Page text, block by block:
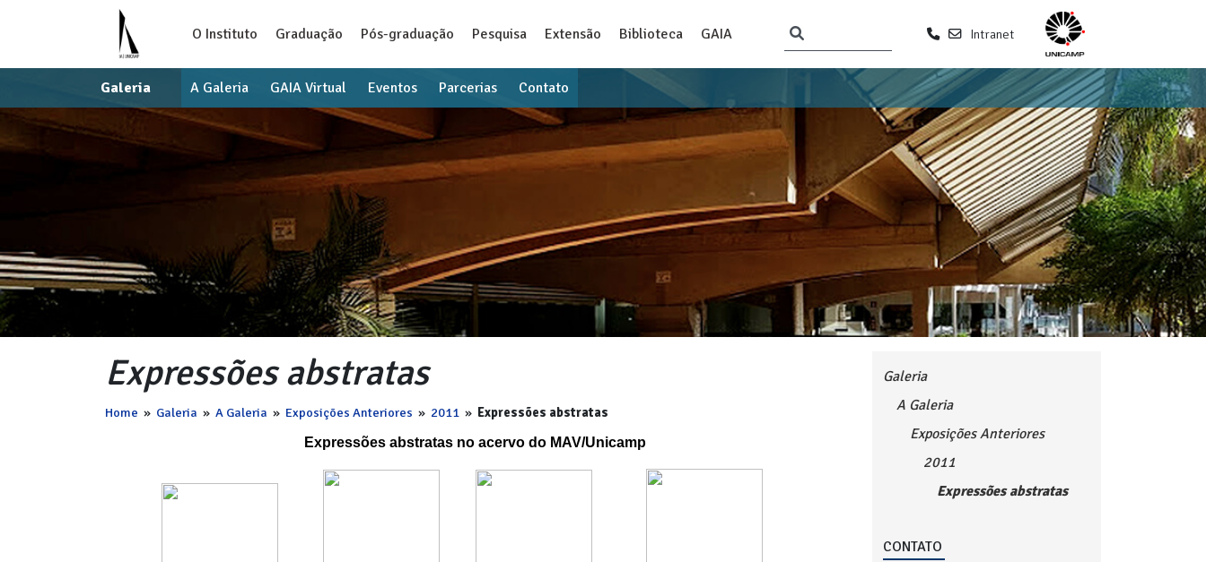
O Instituto Graduação Pós-graduação Pesquisa Extensão Biblioteca GAIA Intranet
Galeria A Galeria GAIA Virtual Eventos Parcerias Contato
Expressões abstratas
Home » Galeria » A Galeria » Exposições Anteriores » 2011 » Expressões abstratas
Expressões abstratas no acervo do MAV/Unicamp
Galeria
A Galeria
Exposições Anteriores
2011
Expressões abstratas
CONTATO